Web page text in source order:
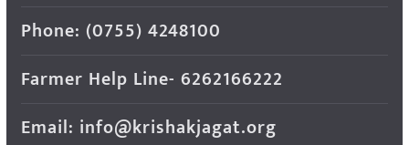
Phone: (0755) 4248100
Farmer Help Line- 6262166222
Email: info@krishakjagat.org